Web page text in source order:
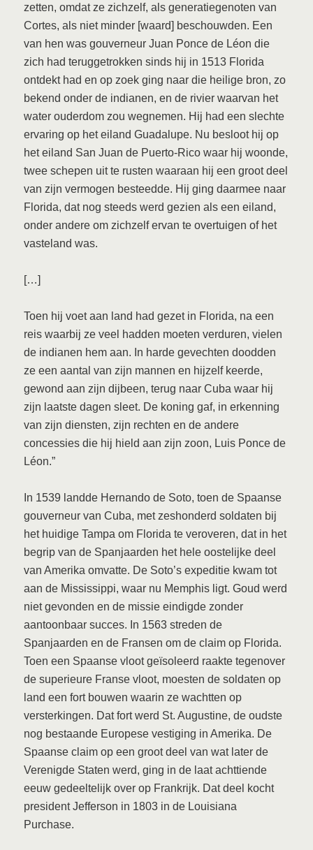
zetten, omdat ze zichzelf, als generatiegenoten van
Cortes, als niet minder [waard] beschouwden. Een
van hen was gouverneur Juan Ponce de Léon die
zich had teruggetrokken sinds hij in 1513 Florida
ontdekt had en op zoek ging naar die heilige bron, zo
bekend onder de indianen, en de rivier waarvan het
water ouderdom zou wegnemen. Hij had een slechte
ervaring op het eiland Guadalupe. Nu besloot hij op
het eiland San Juan de Puerto-Rico waar hij woonde,
twee schepen uit te rusten waaraan hij een groot deel
van zijn vermogen besteedde. Hij ging daarmee naar
Florida, dat nog steeds werd gezien als een eiland,
onder andere om zichzelf ervan te overtuigen of het
vasteland was.
[…]
Toen hij voet aan land had gezet in Florida, na een
reis waarbij ze veel hadden moeten verduren, vielen
de indianen hem aan. In harde gevechten doodden
ze een aantal van zijn mannen en hijzelf keerde,
gewond aan zijn dijbeen, terug naar Cuba waar hij
zijn laatste dagen sleet. De koning gaf, in erkenning
van zijn diensten, zijn rechten en de andere
concessies die hij hield aan zijn zoon, Luis Ponce de
Léon.”
In 1539 landde Hernando de Soto, toen de Spaanse
gouverneur van Cuba, met zeshonderd soldaten bij
het huidige Tampa om Florida te veroveren, dat in het
begrip van de Spanjaarden het hele oostelijke deel
van Amerika omvatte. De Soto’s expeditie kwam tot
aan de Mississippi, waar nu Memphis ligt. Goud werd
niet gevonden en de missie eindigde zonder
aantoonbaar succes. In 1563 streden de
Spanjaarden en de Fransen om de claim op Florida.
Toen een Spaanse vloot geïsoleerd raakte tegenover
de superieure Franse vloot, moesten de soldaten op
land een fort bouwen waarin ze wachtten op
versterkingen. Dat fort werd St. Augustine, de oudste
nog bestaande Europese vestiging in Amerika. De
Spaanse claim op een groot deel van wat later de
Verenigde Staten werd, ging in de laat achttiende
eeuw gedeeltelijk over op Frankrijk. Dat deel kocht
president Jefferson in 1803 in de Louisiana
Purchase.